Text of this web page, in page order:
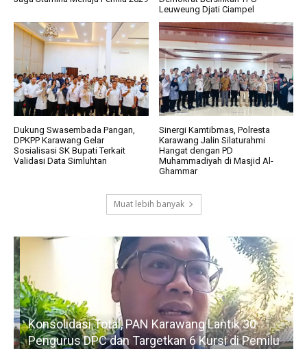
Leuweung Djati Ciampel
Dukung Swasembada Pangan,
DPKPP Karawang Gelar
Sosialisasi SK Bupati Terkait
Validasi Data Simluhtan
Sinergi Kamtibmas, Polresta
Karawang Jalin Silaturahmi
Hangat dengan PD
Muhammadiyah di Masjid Al-
Ghammar
Muat lebih banyak
Konsolidasi Total, PAN Karawang Lantik 30
Pengurus DPC dan Targetkan 6 Kursi di Pemilu